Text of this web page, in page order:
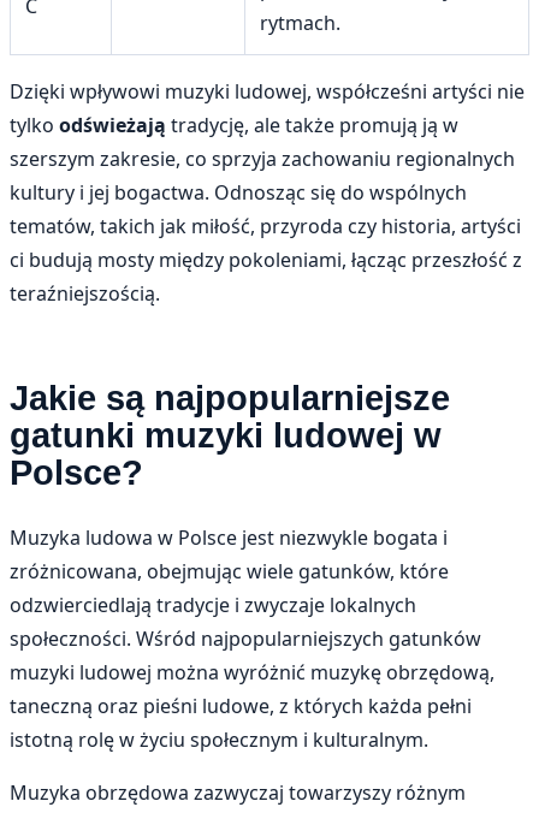
C
rytmach.
Dzięki wpływowi muzyki ludowej, współcześni artyści nie
tylko odświeżają tradycję, ale także promują ją w
szerszym zakresie, co sprzyja zachowaniu regionalnych
kultury i jej bogactwa. Odnosząc się do wspólnych
tematów, takich jak miłość, przyroda czy historia, artyści
ci budują mosty między pokoleniami, łącząc przeszłość z
teraźniejszością.
Jakie są najpopularniejsze
gatunki muzyki ludowej w
Polsce?
Muzyka ludowa w Polsce jest niezwykle bogata i
zróżnicowana, obejmując wiele gatunków, które
odzwierciedlają tradycje i zwyczaje lokalnych
społeczności. Wśród najpopularniejszych gatunków
muzyki ludowej można wyróżnić muzykę obrzędową,
taneczną oraz pieśni ludowe, z których każda pełni
istotną rolę w życiu społecznym i kulturalnym.
Muzyka obrzędowa zazwyczaj towarzyszy różnym